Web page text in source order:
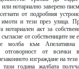
или нотариално заверено
от подробния
и тези през улица.
нотариален акт за
съгласие от собствениците
молба към Апелативна
отговорност от всички
изграждане на
година жалбата